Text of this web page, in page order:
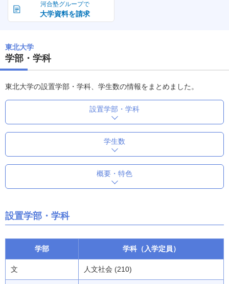
河合塾グループで
大学資料を請求
東北大学
学部・学科
東北大学の設置学部・学科、学生数の情報をまとめました。
設置学部・学科
学生数
概要・特色
設置学部・学科
学部 学科（入学定員）
文 人文社会 (210)